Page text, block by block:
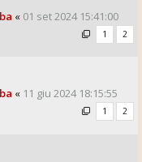
« 01 set 2024 15:41:00
1 2
« 11 giu 2024 18:15:55
1 2